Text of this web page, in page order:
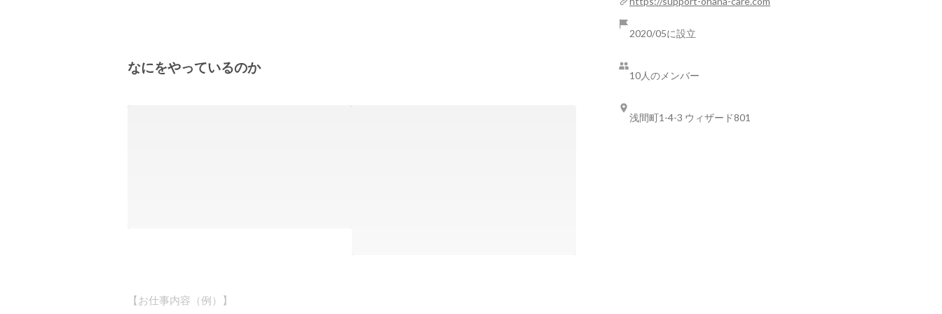
なにをやっているのか
【お仕事内容（例）】
2020/05に設立
10人のメンバー
浅間町1-4-3 ウィザード801